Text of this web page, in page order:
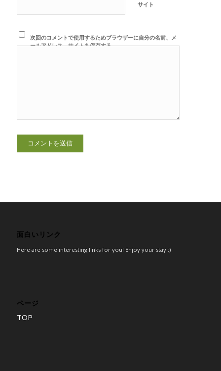
サイト
次回のコメントで使用するためブラウザーに自分の名前、メ
ールアドレス、サイトを保存する。
面白いリンク
Here are some interesting links for you! Enjoy your stay :)
ページ
TOP